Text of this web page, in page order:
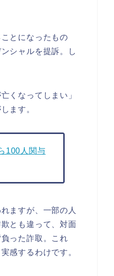
とになったもの
シャルを提訴。し
くなってしまい」
ます。
100人関与
ますが、一部の人
とも違って、対面
った詐取。これ
感するわけです。